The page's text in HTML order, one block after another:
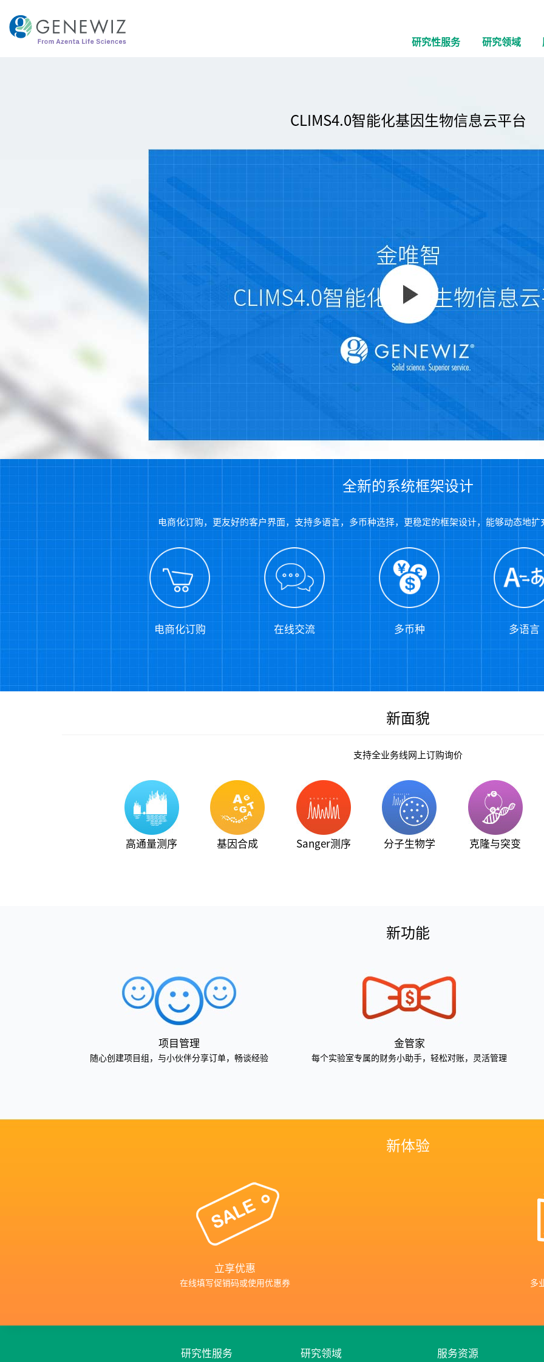
研究性服务 研究领域
CLIMS4.0智能化基因生物信息云平台
全新的系统框架设计
电商化订购，更友好的客户界面，支持多语言，多币种选择，更稳定的框架设计，能够动态地
电商化订购 在线交流 多币种 多语言
新面貌
支持全业务线网上订购询价
高通量测序 基因合成 Sanger测序 分子生物学 克隆与突变
新功能
项目管理
随心创建项目组，与小伙伴分享订单，畅谈经验
金管家
每个实验室专属的财务小助手，轻松对账，灵活管理
新体验
立享优惠
在线填写促销码或使用优惠券 多
研究性服务 研究领域 服务资源